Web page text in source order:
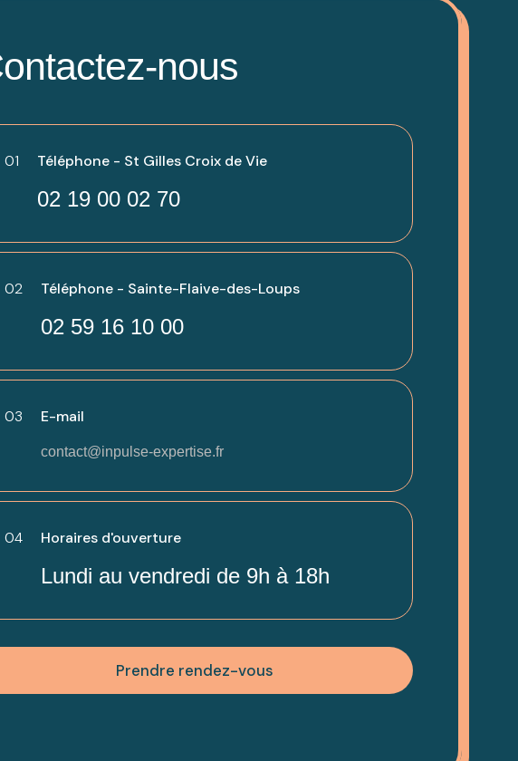
nous
01 Téléphone - St Gilles Croix de Vie
02 19 00 02 70
02 Téléphone - Sainte-Flaive-des-Loups
02 59 16 10 00
03 E-mail
contact@inpulse-expertise.fr
04 Horaires d'ouverture
Lundi au vendredi de 9h à 18h
Prendre rendez-vous